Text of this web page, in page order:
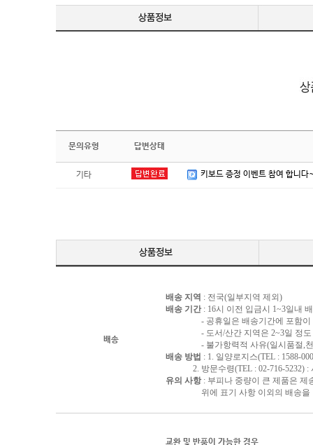
문의유형 답변상태
기타 키보드 증정 이벤트 참여 합니다
배송
배송 지역 : 전국(일부지역 제외)
배송 기간 : 16시 이전 입금시 1~3일내
- 공휴일은 배송기간에 포함이
- 도서/산간 지역은 2~3일 정도
- 불가항력적 사유(일시품절,천재
배송 방법 : 1. 일양로지스(TEL : 1588-
2. 방문수령(TEL : 02-716-5232) :
유의 사항: 부피나 중량이 큰 제품은 제
위에 표기 사항 이외의 배송을 원
교환 및 반품이 가능한 경우